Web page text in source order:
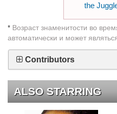
the
* Возраст знаменитости во
автоматически и может
Contributors
ALSO STARRING